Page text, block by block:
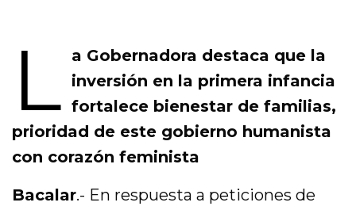
L a Gobernadora destaca que la
inversión en la primera infancia
fortalece bienestar de familias,
prioridad de este gobierno humanista
con corazón feminista
Bacalar.- En respuesta a peticiones de